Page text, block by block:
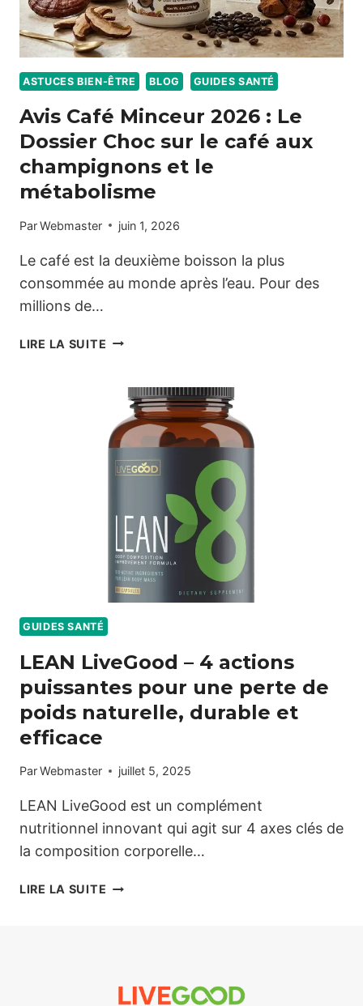
ASTUCES BIEN-ÊTRE BLOG GUIDES SANTÉ
Avis Café Minceur 2026 : Le
Dossier Choc sur le café aux
champignons et le
métabolisme
ParWebmaster juin 1, 2026
Le café est la deuxième boisson la plus
consommée au monde après l’eau. Pour des
millions de…
LIRE LA SUITE AVIS
2026
LE
DOSSIER
CHOC
CAFÉ
AUX
CHAMPIGNONS
ET
LE
MÉTABOLISME
GUIDES SANTÉ
LEAN LiveGood – 4 actions
puissantes pour une perte de
poids naturelle, durable et
efficace
ParWebmaster juillet 5, 2025
LEAN LiveGood est un complément
nutritionnel innovant qui agit sur 4 axes clés de
la composition corporelle…
LIRE LA SUITE LEAN
POUR